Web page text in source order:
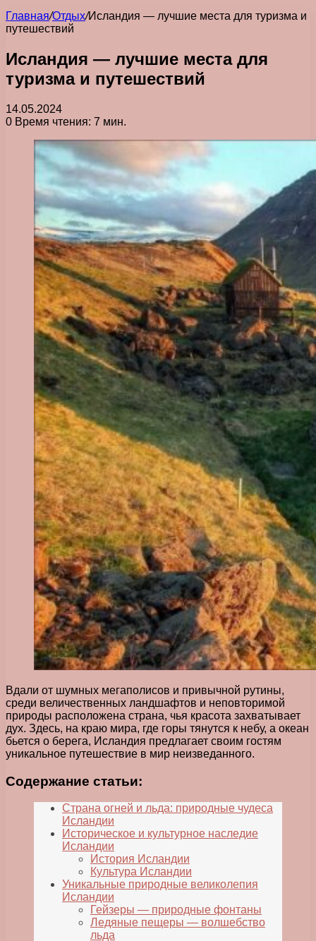
Главная/Отдых/Исландия — лучшие места для туризма и
путешествий
Исландия — лучшие места для
туризма и путешествий
14.05.2024
0 Время чтения: 7 мин.
Вдали от шумных мегаполисов и привычной рутины,
среди величественных ландшафтов и неповторимой
природы расположена страна, чья красота захватывает
дух. Здесь, на краю мира, где горы тянутся к небу, а океан
бьется о берега, Исландия предлагает своим гостям
уникальное путешествие в мир неизведанного.
Содержание статьи:
Страна огней и льда: природные чудеса
Исландии
Историческое и культурное наследие
Исландии
История Исландии
Культура Исландии
Уникальные природные великолепия
Исландии
Гейзеры — природные фонтаны
Ледяные пещеры — волшебство
льда